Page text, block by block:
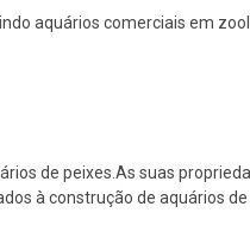
aquários comerciais em
de peixes.As suas
à construção de aquários de